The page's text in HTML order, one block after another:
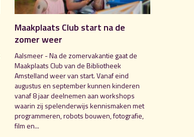
Maakplaats Club start na de
zomer weer
Aalsmeer - Na de zomervakantie gaat de
Maakplaats Club van de Bibliotheek
Amstelland weer van start. Vanaf eind
augustus en september kunnen kinderen
vanaf 8 jaar deelnemen aan workshops
waarin zij spelenderwijs kennismaken met
programmeren, robots bouwen, fotografie,
film en...